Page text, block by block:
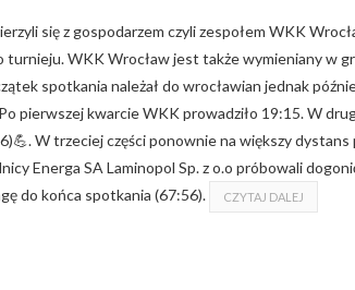
się z gospodarzem czyli zespołem WKK
WKK Wrocław jest także wymieniany w
spotkania należał do wrocławian jednak
pierwszej kwarcie WKK prowadziło 19:15. W
W trzeciej części ponownie na większy
Energa SA Laminopol Sp. z o.o próbowali
do końca spotkania (67:56).
CZYTAJ DALEJ